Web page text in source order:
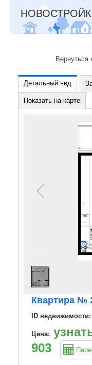
Вернуться
Детальный вид
Показать на карте
Квартира №
ID недвижимости:
Цена:
903